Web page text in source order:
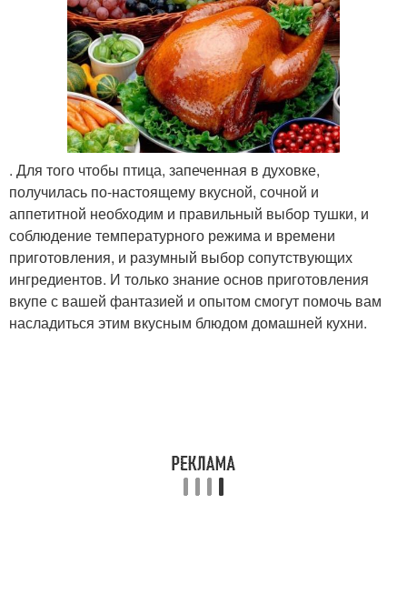
. Для того чтобы птица, запеченная в духовке,
получилась по-настоящему вкусной, сочной и
аппетитной необходим и правильный выбор тушки, и
соблюдение температурного режима и времени
приготовления, и разумный выбор сопутствующих
ингредиентов. И только знание основ приготовления
вкупе с вашей фантазией и опытом смогут помочь вам
насладиться этим вкусным блюдом домашней кухни.